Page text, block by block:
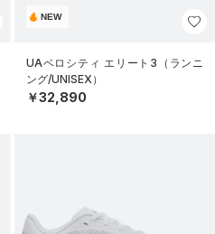
NEW
UAベロシティ エリート3（ランニ
ング/UNISEX）
￥32,890